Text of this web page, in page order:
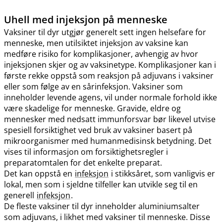
Uhell med injeksjon på menneske
Vaksiner til dyr utgjør generelt sett ingen helsefare for
menneske, men utilsiktet injeksjon av vaksine kan
medføre risiko for komplikasjoner, avhengig av hvor
injeksjonen skjer og av vaksinetype. Komplikasjoner kan i
første rekke oppstå som reaksjon på adjuvans i vaksiner
eller som følge av en sårinfeksjon. Vaksiner som
inneholder levende agens, vil under normale forhold ikke
være skadelige for menneske. Gravide, eldre og
mennesker med nedsatt immunforsvar bør likevel utvise
spesiell forsiktighet ved bruk av vaksiner basert på
mikroorganismer med humanmedisinsk betydning. Det
vises til informasjon om forsiktighetsregler i
preparatomtalen for det enkelte preparat.
Det kan oppstå en infeksjon i stikksåret, som vanligvis er
lokal, men som i sjeldne tilfeller kan utvikle seg til en
generell infeksjon.
De fleste vaksiner til dyr inneholder aluminiumsalter
som adjuvans, i likhet med vaksiner til menneske. Disse